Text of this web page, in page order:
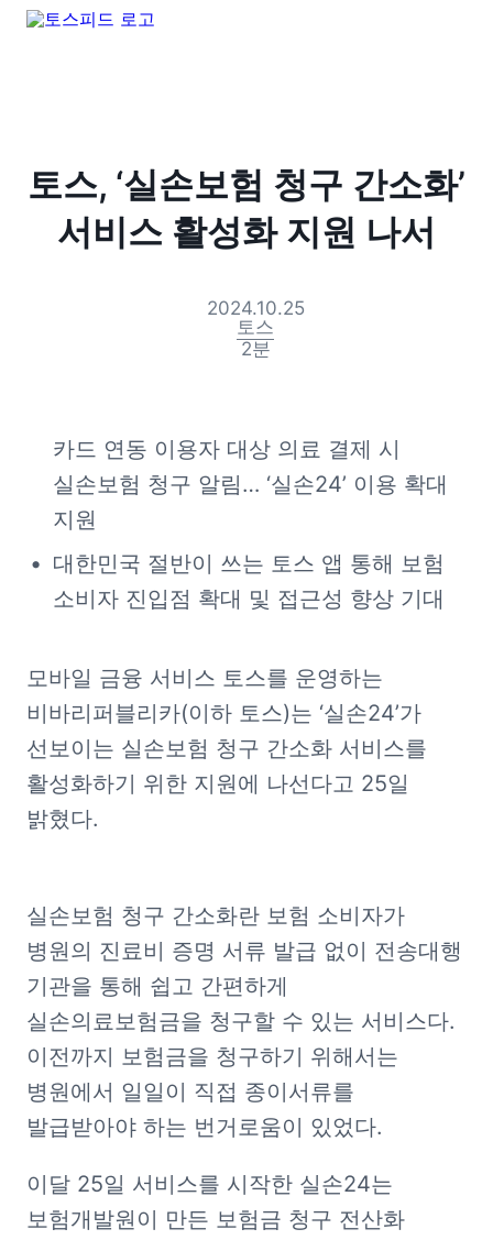
토스, ‘실손보험 청구 간소화’
서비스 활성화 지원 나서
2024.10.25
토스
2분
카드 연동 이용자 대상 의료 결제 시
실손보험 청구 알림… ‘실손24’ 이용 확대
지원
대한민국 절반이 쓰는 토스 앱 통해 보험
소비자 진입점 확대 및 접근성 향상 기대
모바일 금융 서비스 토스를 운영하는
비바리퍼블리카(이하 토스)는 ‘실손24’가
선보이는 실손보험 청구 간소화 서비스를
활성화하기 위한 지원에 나선다고 25일
밝혔다.
실손보험 청구 간소화란 보험 소비자가
병원의 진료비 증명 서류 발급 없이 전송대행
기관을 통해 쉽고 간편하게
실손의료보험금을 청구할 수 있는 서비스다.
이전까지 보험금을 청구하기 위해서는
병원에서 일일이 직접 종이서류를
발급받아야 하는 번거로움이 있었다.
이달 25일 서비스를 시작한 실손24는
보험개발원이 만든 보험금 청구 전산화